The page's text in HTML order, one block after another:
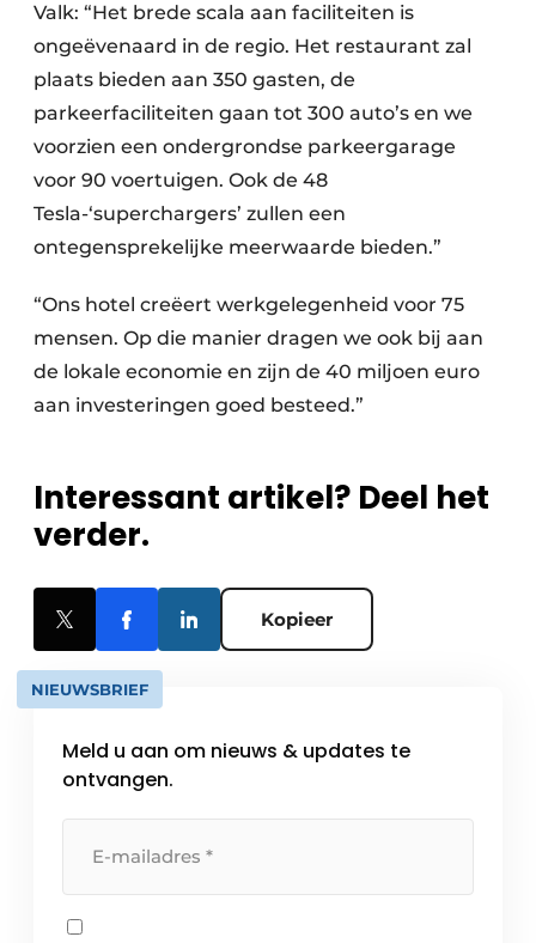
Valk: “Het brede scala aan faciliteiten is
ongeëvenaard in de regio. Het restaurant zal
plaats bieden aan 350 gasten, de
parkeerfaciliteiten gaan tot 300 auto’s en we
voorzien een ondergrondse parkeergarage
voor 90 voertuigen. Ook de 48
Tesla-‘superchargers’ zullen een
ontegensprekelijke meerwaarde bieden.”
“Ons hotel creëert werkgelegenheid voor 75
mensen. Op die manier dragen we ook bij aan
de lokale economie en zijn de 40 miljoen euro
aan investeringen goed besteed.”
Interessant artikel? Deel het
verder.
Kopieer
NIEUWSBRIEF
Meld u aan om nieuws & updates te
ontvangen.